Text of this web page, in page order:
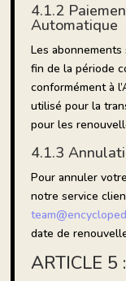
4.1.2
Automatique
Les
fin de la période
conformément à
utilisé pour la
pour les
4.1.3
Pour annuler
notre service
date de
ARTICLE 5